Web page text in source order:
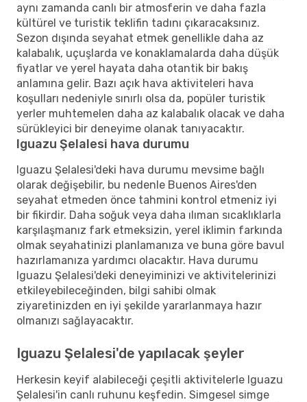
aynı zamanda canlı bir atmosferin ve daha fazla
kültürel ve turistik teklifin tadını çıkaracaksınız.
Sezon dışında seyahat etmek genellikle daha az
kalabalık, uçuşlarda ve konaklamalarda daha düşük
fiyatlar ve yerel hayata daha otantik bir bakış
anlamına gelir. Bazı açık hava aktiviteleri hava
koşulları nedeniyle sınırlı olsa da, popüler turistik
yerler muhtemelen daha az kalabalık olacak ve daha
sürükleyici bir deneyime olanak tanıyacaktır.
Iguazu Şelalesi hava durumu
Iguazu Şelalesi'deki hava durumu mevsime bağlı
olarak değişebilir, bu nedenle Buenos Aires'den
seyahat etmeden önce tahmini kontrol etmeniz iyi
bir fikirdir. Daha soğuk veya daha ılıman sıcaklıklarla
karşılaşmanız fark etmeksizin, yerel iklimin farkında
olmak seyahatinizi planlamanıza ve buna göre bavul
hazırlamanıza yardımcı olacaktır. Hava durumu
Iguazu Şelalesi'deki deneyiminizi ve aktivitelerinizi
etkileyebileceğinden, bilgi sahibi olmak
ziyaretinizden en iyi şekilde yararlanmaya hazır
olmanızı sağlayacaktır.
Iguazu Şelalesi'de yapılacak şeyler
Herkesin keyif alabileceği çeşitli aktivitelerle Iguazu
Şelalesi'in canlı ruhunu keşfedin. Simgesel simge